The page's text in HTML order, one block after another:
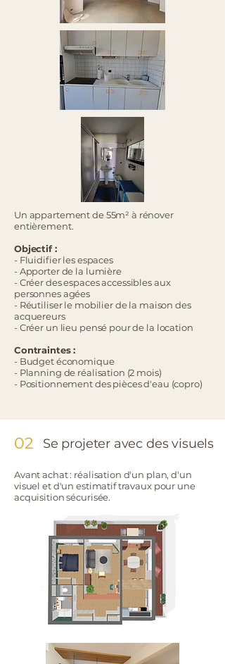
Un appartement de 55m² à rénover
entièrement.
Objectif :
- Fluidifier les espaces
- Apporter de la lumière
- Créer des espaces accessibles aux
personnes agées
- Réutiliser le mobilier de la maison des
acquereurs
- Créer un lieu pensé pour de la location
Contraintes :
- Budget économique
- Planning de réalisation (2 mois)
- Positionnement des pièces d'eau (copro)
02 Se projeter avec des visuels
Avant achat : réalisation d'un plan, d'un
visuel et d'un estimatif travaux pour une
acquisition sécurisée.